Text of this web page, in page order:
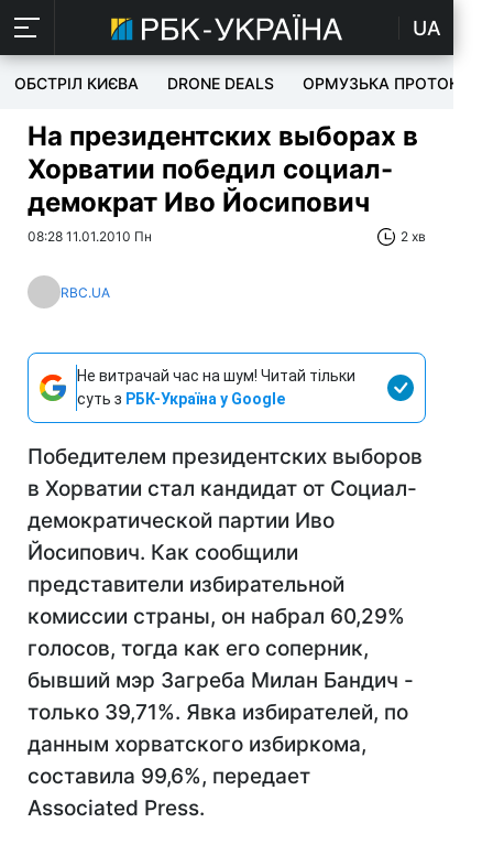
UA
ОБСТРІЛ КИЄВА DRONE DEALS ОРМУЗЬКА ПРОТОКА
На президентских выборах в
Хорватии победил социал-
демократ Иво Йосипович
08:28 11.01.2010 Пн 2 хв
RBC.UA
Не витрачай час на шум! Читай тільки
суть з РБК-Україна у Google
Победителем президентских выборов
в Хорватии стал кандидат от Социал-
демократической партии Иво
Йосипович. Как сообщили
представители избирательной
комиссии страны, он набрал 60,29%
голосов, тогда как его соперник,
бывший мэр Загреба Милан Бандич -
только 39,71%. Явка избирателей, по
данным хорватского избиркома,
составила 99,6%, передает
Associated Press.